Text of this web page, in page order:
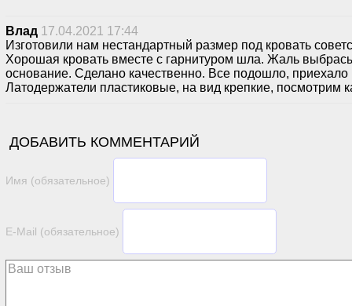
Влад 17.04.2021 17:44
Изготовили нам нестандартный размер под кровать
Хорошая кровать вместе с гарнитуром шла. Жаль
основание. Сделано качественно. Все подошло,
Латодержатели пластиковые, на вид крепкие, посмотрим
ДОБАВИТЬ КОММЕНТАРИЙ
Имя (обязательное)
E-Mail (обязательное)